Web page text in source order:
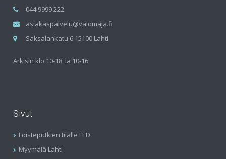
044 9999 222
asiakaspalvelu@valomaja.fi
Saksalankatu 6 15100 Lahti
Arkisin klo 10-18, la 10-16
Sivut
Loisteputkien tilalle LED
Myymälä Lahti